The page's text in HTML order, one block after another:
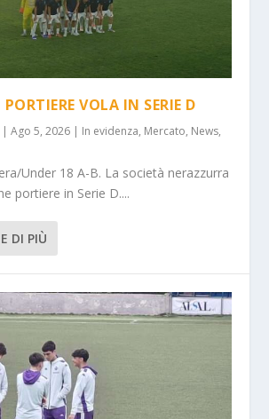
VOLA IN SERIE D
|Ago 5, 2026 | In evidenza, Mercato, News,
Under 18 A-B. La società nerazzurra
portiere in Serie D....
DI PIÙ